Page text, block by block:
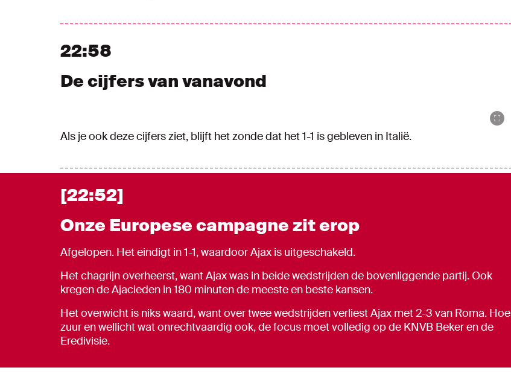
22:58
De cijfers van vanavond
Als je ook deze cijfers ziet, blijft het zonde dat het 1-1 is gebleven in Italië.
[22:52]
Onze Europese campagne zit erop
Afgelopen. Het eindigt in 1-1, waardoor Ajax is uitgeschakeld.
Het chagrijn overheerst, want Ajax was in beide wedstrijden de bovenliggende partij. Ook
kregen de Ajacieden in 180 minuten de meeste en beste kansen.
Het overwicht is niks waard, want over twee wedstrijden verliest Ajax met 2-3 van Roma. Hoe
zuur en wellicht wat onrechtvaardig ook, de focus moet volledig op de KNVB Beker en de
Eredivisie.